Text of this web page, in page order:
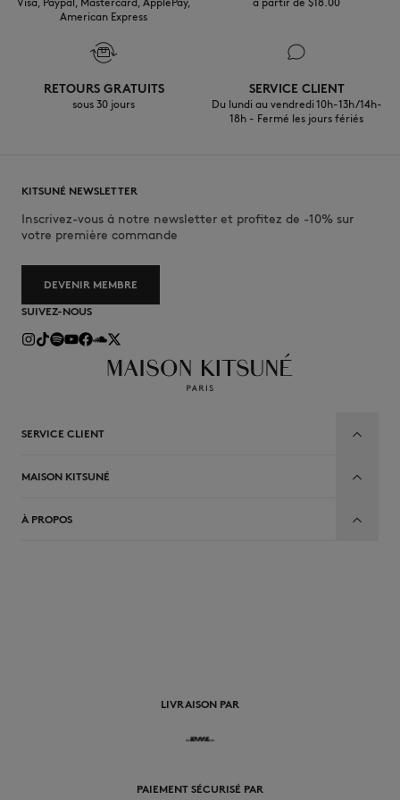
American Express
RETOURS GRATUITS
sous 30 jours
SERVICE CLIENT
Du lundi au vendredi 10h-13h/14h-
18h - Fermé les jours fériés
KITSUNÉ NEWSLETTER
Inscrivez-vous à notre newsletter et profitez de -10% sur
votre première commande
DEVENIR MEMBRE
SUIVEZ-NOUS
SERVICE CLIENT
MAISON KITSUNÉ
À PROPOS
LIVRAISON PAR
PAIEMENT SÉCURISÉ PAR